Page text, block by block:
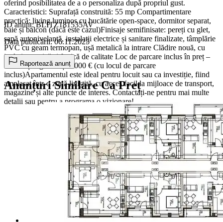
oferind posibilitatea de a o personaliza după propriul gust.
Caracteristici: Suprafață construită: 55 mp Compartimentare
practică: living luminos cu bucătărie open-space, dormitor separat,
baie și balcon (dacă este cazul)Finisaje semifinisate: pereți cu glet,
șapă autonivelantă, instalații electrice și sanitare finalizate, tâmplărie
PVC cu geam termopan, ușă metalică la intrare Clădire nouă, cu
izolație termică și fonică de calitate Loc de parcare inclus în preț –
comod și sigur Preț: 4.000 € (cu locul de parcare
inclus)Apartamentul este ideal pentru locuit sau ca investiție, fiind
amplasat într-o zonă liniștită, cu acces facil la mijloace de transport,
magazine și alte puncte de interes. Contactați-ne pentru mai multe
detalii sau pentru a programa o vizionare!
ID anunț: BLITZ181535AV
Data publicării: 06.11.2025
Raportează anunț
Anunțuri Similare Ca Preț